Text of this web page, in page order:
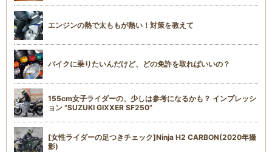
エンジンの熱で太ももが熱い！対策を教えて
バイクに乗りたいんだけど、どの免許を取ればいいの？
155cm女子ライダーの、少しは参考になるかも？ インプレッシ
ョン “SUZUKI GIXXER SF250”
[女性ライダーの足つきチェック]Ninja H2 CARBON(2020年撮
影)